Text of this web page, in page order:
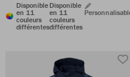
Disponible
en 11
couleurs
différentes
Disponible
en 11
couleurs
différentes